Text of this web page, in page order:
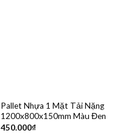
Pallet Nhựa 1 Mặt Tải Nặng
1200x800x150mm Màu Đen
450.000₫